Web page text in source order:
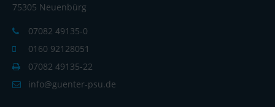
75305 Neuenbürg
07082 49135-0
0160 92128051
07082 49135-22
info@guenter-psu.de